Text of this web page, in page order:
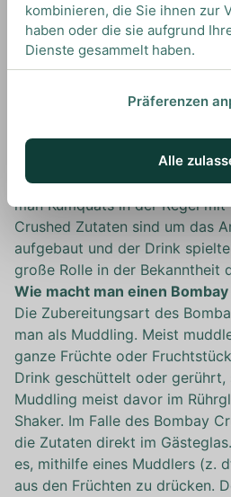
kommen beim Bombay
Spiel. Und tatsächlich
ähnlich, denn auch der
als eine Art Sour bezeichnen.
Kumquats dem Drink noch
Sommerdrink sorgt. Kumquats
aus Südostasien und sind eng
verwandt. Allerdings, anders
man Kumquats in der Regel
Crushed Zutaten sind um das
aufgebaut und der Drink
große Rolle in der Bekanntheit
Wie macht man einen
Die Zubereitungsart des
man als Muddling. Meist
ganze Früchte oder
Drink geschüttelt oder gerührt,
Muddling meist davor im
Shaker. Im Falle des Bombay
die Zutaten direkt im
es, mithilfe eines Muddlers (z.
aus den Früchten zu drücken.
kombinieren, die Sie ihnen zur
haben oder die sie aufgrund
Dienste gesammelt haben.
Präferenzen
Alle